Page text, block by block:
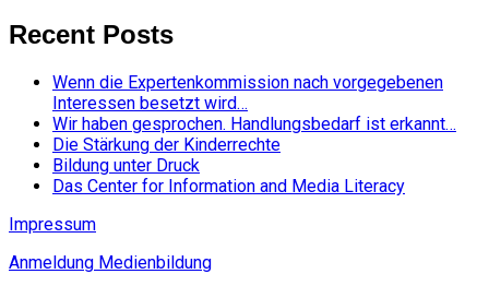
Recent Posts
Wenn die Expertenkommission nach vorgegebenen
Interessen besetzt wird…
Wir haben gesprochen. Handlungsbedarf ist erkannt…
Die Stärkung der Kinderrechte
Bildung unter Druck
Das Center for Information and Media Literacy
Impressum
Anmeldung Medienbildung